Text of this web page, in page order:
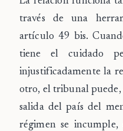
través de una
artículo 49 bis.
tiene el cuidado
injustificadamente la
otro, el tribunal puede,
salida del país del
régimen se